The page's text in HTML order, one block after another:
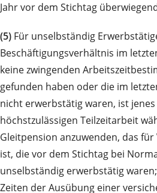
Jahr vor dem Stichtag
(5) Für unselbständig
Beschäftigungsverhältnis im
keine zwingenden
gefunden haben oder die im
nicht erwerbstätig waren, ist
höchstzulässigen Teilzeitarbeit
Gleitpension anzuwenden, das
ist, die vor dem Stichtag bei
unselbständig erwerbstätig
Zeiten der Ausübung einer